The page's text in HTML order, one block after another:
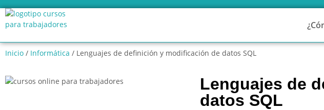
Inicio / Informática / Lenguajes de definición y modificación de datos SQL
Lenguajes de
datos SQL